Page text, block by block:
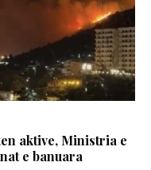
aktive, Ministria e
e banuara